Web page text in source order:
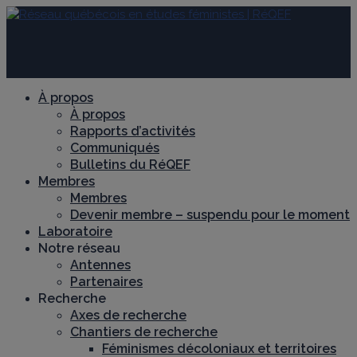
À propos
À propos
Rapports d’activités
Communiqués
Bulletins du RéQEF
Membres
Membres
Devenir membre – suspendu pour le moment
Laboratoire
Notre réseau
Antennes
Partenaires
Recherche
Axes de recherche
Chantiers de recherche
Féminismes décoloniaux et territoires